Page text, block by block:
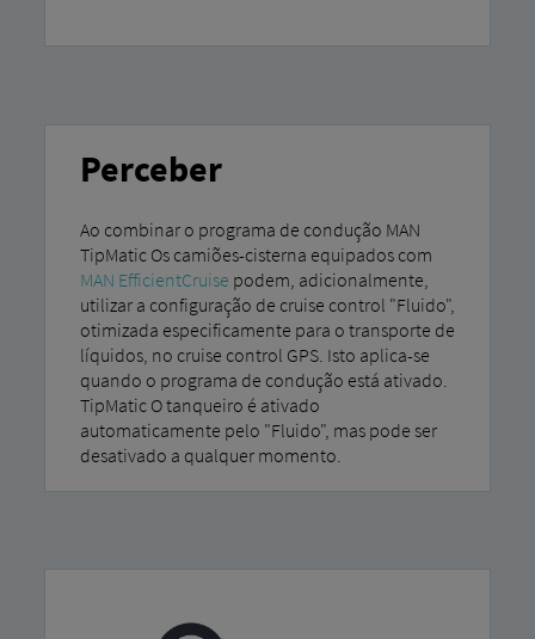
Perceber
Ao combinar o programa de condução MAN
TipMatic Os camiões-cisterna equipados com
MAN EfficientCruise podem, adicionalmente,
utilizar a configuração de cruise control "Fluido",
otimizada especificamente para o transporte de
líquidos, no cruise control GPS. Isto aplica-se
quando o programa de condução está ativado.
TipMatic O tanqueiro é ativado
automaticamente pelo "Fluido", mas pode ser
desativado a qualquer momento.